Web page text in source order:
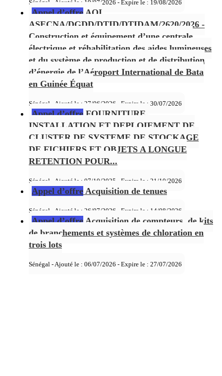
Sénégal - Ajouté le : 19/07/2026 - Expire le : 19/08/2026
Appel d’offre AOI
ASECNA/DGDD/DTID/DTIDAM/2620/2026 -
Construction et équipement d’une centrale
électrique et réhabilitation des aides lumineuses
et du système de production et de distribution
d’énergie de l’Aéroport International de Bata
en Guinée Équat
Sénégal - Ajouté le : 27/06/2026 - Expire le : 30/07/2026
Appel d’offre FOURNITURE,
INSTALLATION ET DEPLOIEMENT DE
CLUSTER DE SYSTEME DE STOCKAGE
DE FICHIERS ET OBJETS A LONGUE
RETENTION POUR...
Sénégal - Ajouté le : 07/10/2025 - Expire le : 21/10/2026
Appel d’offre Acquisition de tenues
Sénégal - Ajouté le : 26/07/2026 - Expire le : 14/08/2026
Appel d’offre Acquisition de compteurs, de kits
de branchements et systèmes de chloration en
trois lots
Sénégal - Ajouté le : 06/07/2026 - Expire le : 27/07/2026